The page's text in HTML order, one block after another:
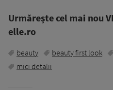
Urmăreşte cel mai nou
elle.ro
beauty beauty first look
mici detalii